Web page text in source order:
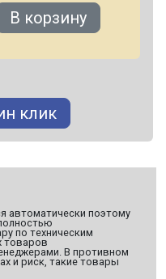
В корзину
клик
автоматически поэтому
по техническим
товаров
В противном
и риск, такие товары